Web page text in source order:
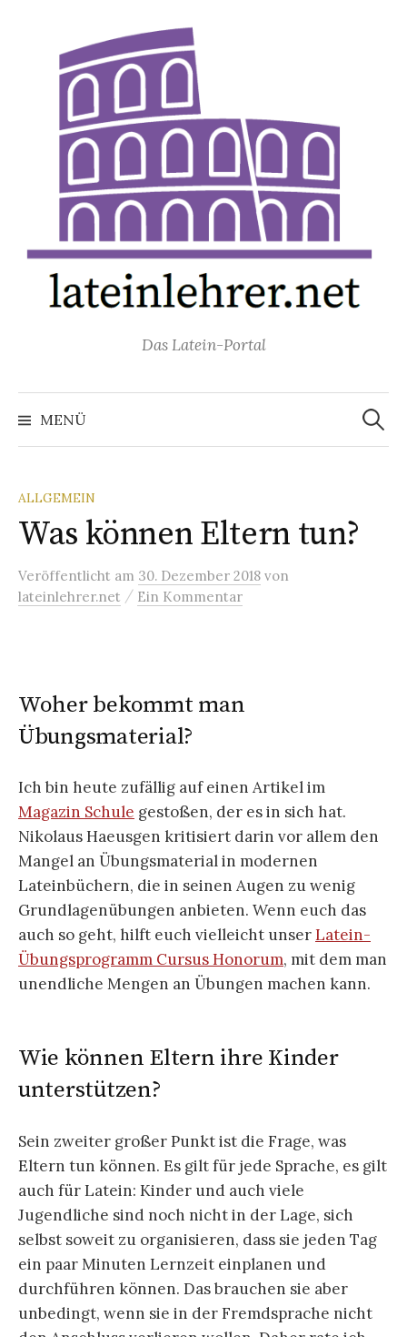
Inhalt
Das Latein-Portal
MENÜ
Suchen
nach:
ALLGEMEIN
Was können Eltern tun?
Veröffentlicht am 30. Dezember 2018 von
lateinlehrer.net / Ein Kommentar
Woher bekommt man
Übungsmaterial?
Ich bin heute zufällig auf einen Artikel im
Magazin Schule gestoßen, der es in sich hat.
Nikolaus Haeusgen kritisiert darin vor allem den
Mangel an Übungsmaterial in modernen
Lateinbüchern, die in seinen Augen zu wenig
Grundlagenübungen anbieten. Wenn euch das
auch so geht, hilft euch vielleicht unserLatein-
Übungsprogramm Cursus Honorum, mit dem man
unendliche Mengen an Übungen machen kann.
Wie können Eltern ihre Kinder
unterstützen?
Sein zweiter großer Punkt ist die Frage, was
Eltern tun können. Es gilt für jede Sprache, es gilt
auch für Latein: Kinder und auch viele
Jugendliche sind noch nicht in der Lage, sich
selbst soweit zu organisieren, dass sie jeden Tag
ein paar Minuten Lernzeit einplanen und
durchführen können. Das brauchen sie aber
unbedingt, wenn sie in der Fremdsprache nicht